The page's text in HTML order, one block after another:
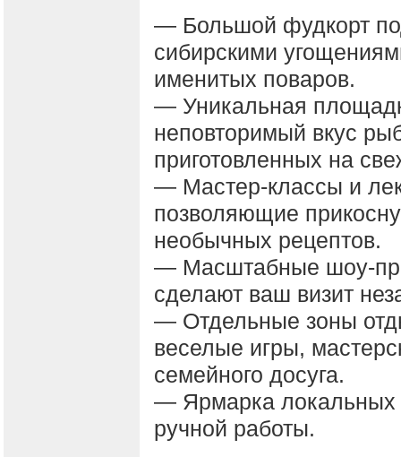
— Большой фудкорт
сибирскими
именитых поваров.
— Уникальная
неповторимый вкус
приготовленных на
— Мастер-классы и
позволяющие
необычных рецептов.
— Масштабные шоу-
сделают ваш визит
— Отдельные зоны
веселые игры,
семейного досуга.
— Ярмарка локальных
ручной работы.